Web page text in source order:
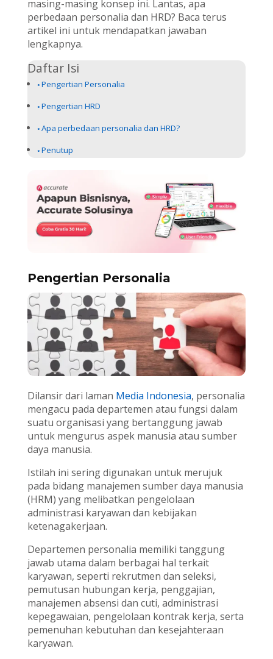
masing-masing konsep ini. Lantas, apa
perbedaan personalia dan HRD? Baca terus
artikel ini untuk mendapatkan jawaban
lengkapnya.
Daftar Isi
Pengertian Personalia
Pengertian HRD
Apa perbedaan personalia dan HRD?
Penutup
Pengertian Personalia
Dilansir dari laman Media Indonesia, personalia
mengacu pada departemen atau fungsi dalam
suatu organisasi yang bertanggung jawab
untuk mengurus aspek manusia atau sumber
daya manusia.
Istilah ini sering digunakan untuk merujuk
pada bidang manajemen sumber daya manusia
(HRM) yang melibatkan pengelolaan
administrasi karyawan dan kebijakan
ketenagakerjaan.
Departemen personalia memiliki tanggung
jawab utama dalam berbagai hal terkait
karyawan, seperti rekrutmen dan seleksi,
pemutusan hubungan kerja, penggajian,
manajemen absensi dan cuti, administrasi
kepegawaian, pengelolaan kontrak kerja, serta
pemenuhan kebutuhan dan kesejahteraan
karyawan.